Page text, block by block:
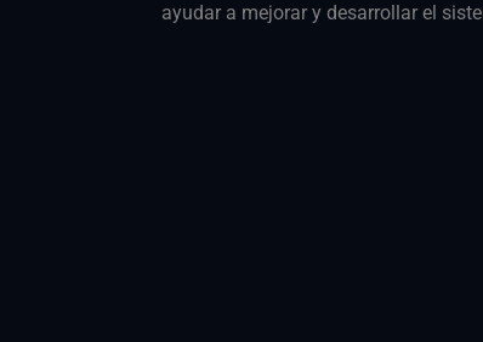
ayudar a mejorar y desarrollar el